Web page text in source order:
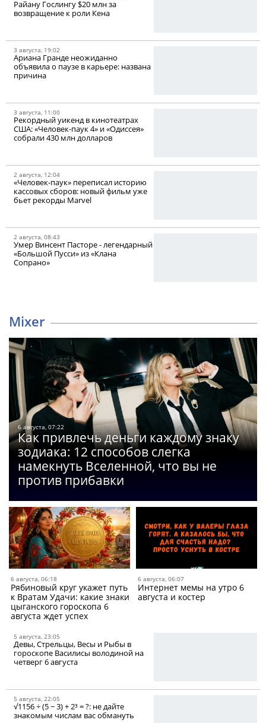
Райану Гослингу $20 млн за
возвращение к роли Кена
3 августа, 19:02
Ариана Гранде неожиданно
объявила о паузе в карьере: названа
причина
3 августа, 11:00
Рекордный уикенд в кинотеатрах
США: «Человек-паук 4» и «Одиссея»
собрали 430 млн долларов
2 августа, 12:04
«Человек-паук» переписал историю
кассовых сборов: новый фильм уже
бьет рекорды Marvel
2 августа, 08:43
Умер Винсент Пасторе - легендарный
«Большой Пусси» из «Клана
Сопрано»
Mixer
6 августа, 07:22
Как привлечь деньги каждому знаку
зодиака: 12 способов слегка
намекнуть Вселенной, что вы не
против прибавки
6 августа, 06:18
Рябиновый круг укажет путь
к Вратам Удачи: какие знаки
цыганского гороскопа 6
августа ждет успех
6 августа, 06:07
Интернет мемы на утро 6
августа и костер
5 августа, 23:05
Девы, Стрельцы, Весы и Рыбы в
гороскопе Василисы володиной на
четверг 6 августа
5 августа, 22:05
√1156 ÷ (5 − 3) + 2³ = ?: не дайте
знакомым числам вас обмануть